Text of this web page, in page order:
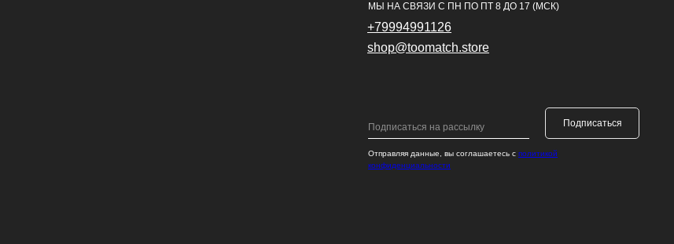
МЫ НА СВЯЗИ С ПН ПО ПТ 8 ДО 17 (МСК)
+79994991126
Подписаться
Отправляя данные, вы соглашаетесь с политикой
конфиденциальности
shop@toomatch.store